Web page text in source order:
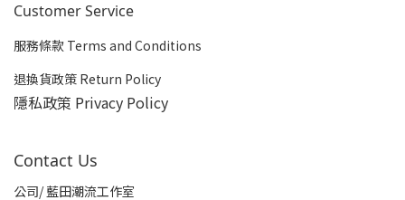
Customer Service
服務條款 Terms and Conditions
退換貨政策 Return Policy
隱私政策 Privacy Policy
Contact Us
公司/ 藍田潮流工作室